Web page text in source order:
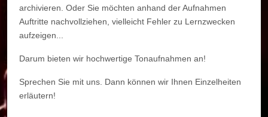
archivieren. Oder Sie möchten anhand der Aufnahmen
Auftritte nachvollziehen, vielleicht Fehler zu Lernzwecken
aufzeigen...
Darum bieten wir hochwertige Tonaufnahmen an!
Sprechen Sie mit uns. Dann können wir Ihnen Einzelheiten
erläutern!